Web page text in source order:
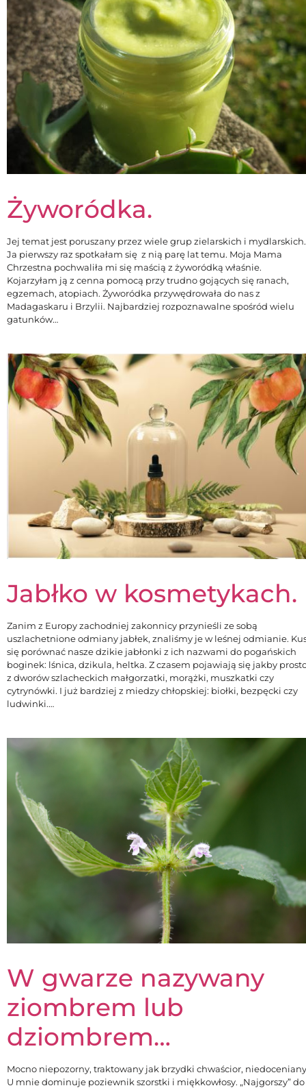
Żyworódka.
Jej temat jest poruszany przez wiele grup zielarskich i mydlarskich.
Ja pierwszy raz spotkałam się z nią parę lat temu. Moja Mama
Chrzestna pochwaliła mi się maścią z żyworódką właśnie.
Kojarzyłam ją z cenna pomocą przy trudno gojących się ranach,
egzemach, atopiach. Żyworódka przywędrowała do nas z
Madagaskaru i Brzylii. Najbardziej rozpoznawalne spośród wielu
gatunków…
Jabłko w kosmetykach.
Zanim z Europy zachodniej zakonnicy przynieśli ze sobą
uszlachetnione odmiany jabłek, znaliśmy je w leśnej odmianie.
się porównać nasze dzikie jabłonki z ich nazwami do pogańskich
boginek: lśnica, dzikula, heltka. Z czasem pojawiają się jakby
z dworów szlacheckich małgorzatki, morążki, muszkatki czy
cytrynówki. I już bardziej z miedzy chłopskiej: biołki, bezpęcki czy
ludwinki.…
W gwarze nazywany
ziombrem lub
dziombrem…
Mocno niepozorny, traktowany jak brzydki chwaścior,
U mnie dominuje poziewnik szorstki i miękkowłosy. „Najgorszy” do